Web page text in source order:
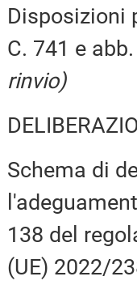
Disposizioni
C. 741 e
rinvio)
Schema di
138 del
(UE) 2022/